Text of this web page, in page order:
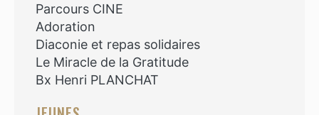
Parcours CINE
Adoration
Diaconie et repas solidaires
Le Miracle de la Gratitude
Bx Henri PLANCHAT